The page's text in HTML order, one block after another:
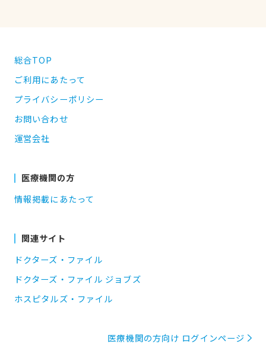
総合TOP
ご利用にあたって
プライバシーポリシー
お問い合わせ
運営会社
医療機関の方
情報掲載にあたって
関連サイト
ドクターズ・ファイル
ドクターズ・ファイル ジョブズ
ホスピタルズ・ファイル
医療機関の方向け ログインページ